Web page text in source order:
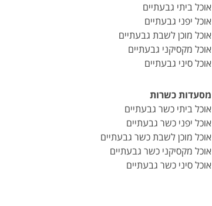
אוכל ביתי גבעתיים
אוכל יפני גבעתיים
אוכל מוכן לשבת גבעתיים
אוכל מקסיקני גבעתיים
אוכל סיני גבעתיים
מסעדות כשרות
אוכל ביתי כשר גבעתיים
אוכל יפני כשר גבעתיים
אוכל מוכן לשבת כשר גבעתיים
אוכל מקסיקני כשר גבעתיים
אוכל סיני כשר גבעתיים